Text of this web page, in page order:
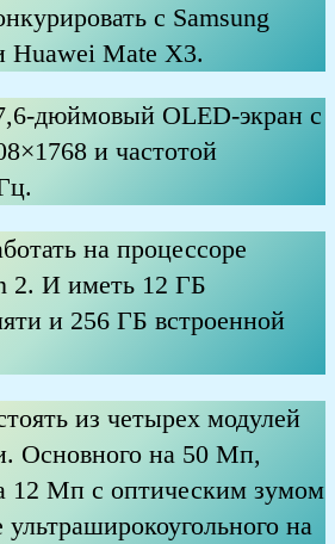
с Samsung
Huawei Mate X3.
дюймовый OLED-экран с
и частотой
на процессоре
2. И иметь 12 ГБ
и 256 ГБ встроенной
из четырех модулей
Основного на 50 Мп,
12 Мп с оптическим зумом
на